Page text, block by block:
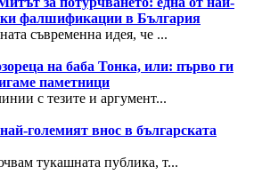
фалшификации в България
съвременна идея, че ...
на баба Тонка, или: първо ги
паметници
с тезите и аргумент...
големият внос в българската
тукашната публика, т...